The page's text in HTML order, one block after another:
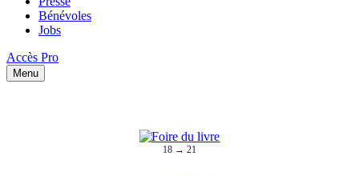
Bénévoles
Jobs
Accès Pro
Menu
18 → 21